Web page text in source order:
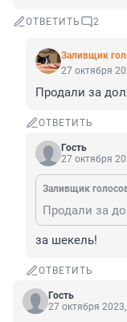
ОТВЕТИТЬ 2
Заливщик
27 октября
Продали за
ОТВЕТИТЬ
Гость
27 октября
Заливщик
Продали за
за шекель!
ОТВЕТИТЬ
Гость
27 октября